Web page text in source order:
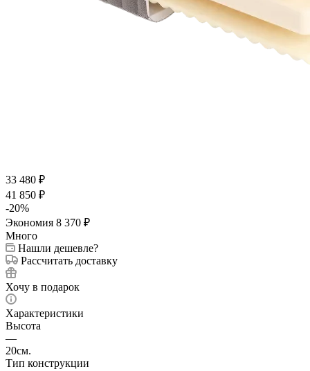
33 480 ₽
41 850 ₽
-20%
Экономия 8 370 ₽
Много
Нашли дешевле?
Рассчитать доставку
Хочу в подарок
Характеристики
Высота
—
20см.
Тип конструкции